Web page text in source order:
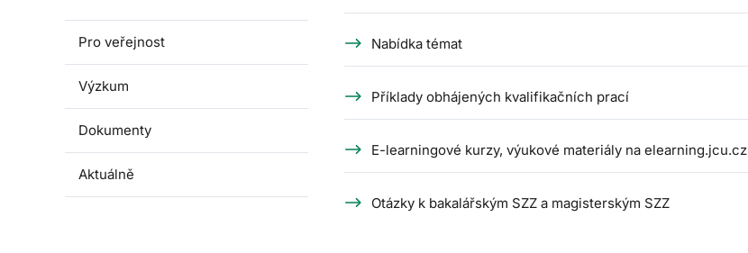
Pro veřejnost
Výzkum
Dokumenty
Aktuálně
Nabídka témat
Příklady obhájených kvalifikačních prací
E-learningové kurzy, výukové materiály na elearning.jcu.cz
Otázky k bakalářským SZZ a magisterským SZZ